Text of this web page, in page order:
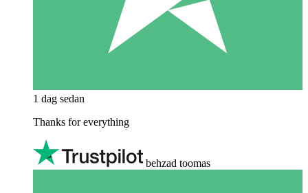
1 dag sedan
Thanks for everything
behzad toomas